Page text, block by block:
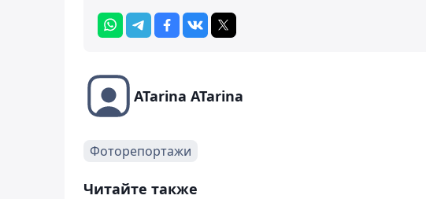
ATarina ATarina
Фоторепортажи
Читайте также